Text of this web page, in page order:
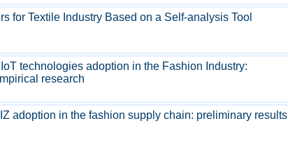
for Textile Industry Based on a Self-analysis Tool
technologies adoption in the Fashion Industry:
research
adoption in the fashion supply chain: preliminary results